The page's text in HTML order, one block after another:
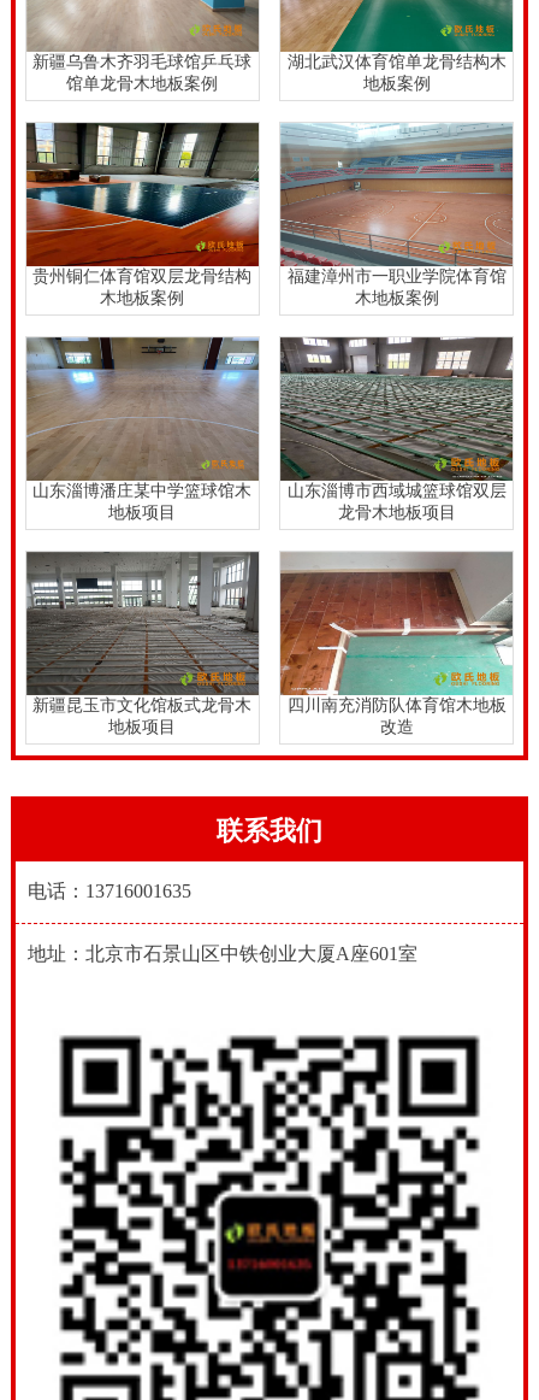
新疆乌鲁木齐羽毛球馆乒乓球
馆单龙骨木地板案例
湖北武汉体育馆单龙骨结构木
地板案例
贵州铜仁体育馆双层龙骨结构
木地板案例
福建漳州市一职业学院体育馆
木地板案例
山东淄博潘庄某中学篮球馆木
地板项目
山东淄博市西域城篮球馆双层
龙骨木地板项目
新疆昆玉市文化馆板式龙骨木
地板项目
四川南充消防队体育馆木地板
改造
联系我们
电话：13716001635
地址：北京市石景山区中铁创业大厦A座601室